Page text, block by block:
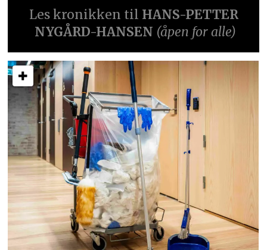
Les kronikken til HANS-PETTER
NYGÅRD-HANSEN (åpen for alle)